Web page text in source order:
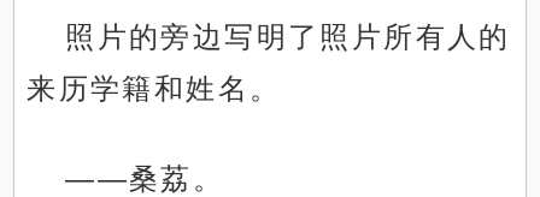
照片的旁边写明了照片所有人的
来历学籍和姓名。
——桑荔。